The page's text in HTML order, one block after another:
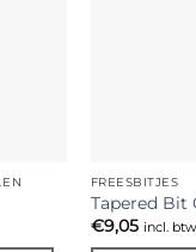
FREESBITJES
Tapered Bit
€9,05 incl. btw